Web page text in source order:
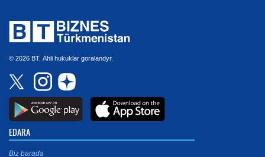
© 2026 BT. Ähli hukuklar goralandyr.
EDARA
Biz barada